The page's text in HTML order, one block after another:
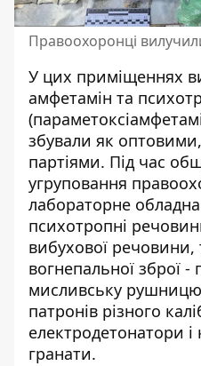
Правоохоронці
У цих приміщеннях
амфетамін та
збували як
партіями. Під час
угруповання
лабораторне
психотропні
вибухової речовини,
вогнепальної зброї -
мисливську
патронів різного
електродетонатори і
гранати.